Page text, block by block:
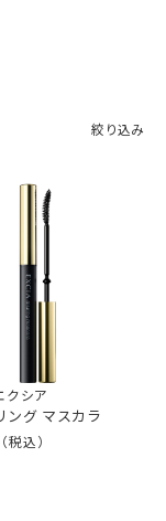
絞り込み
クシア
ング マスカラ